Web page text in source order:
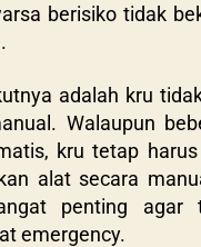
berisiko tidak
adalah kru
Walaupun
kru tetap
alat secara
penting agar
emergency.